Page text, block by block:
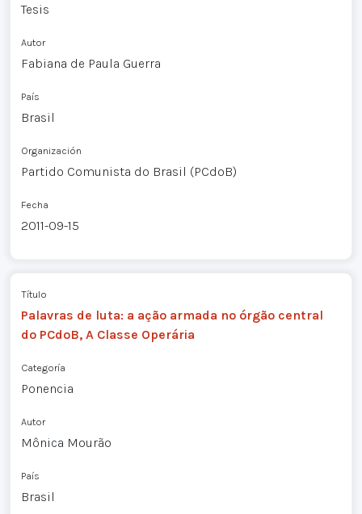
Tesis
Autor
Fabiana de Paula Guerra
País
Brasil
Organización
Partido Comunista do Brasil (PCdoB)
Fecha
2011-09-15
Título
Palavras de luta: a ação armada no órgão central
do PCdoB, A Classe Operária
Categoría
Ponencia
Autor
Mônica Mourão
País
Brasil